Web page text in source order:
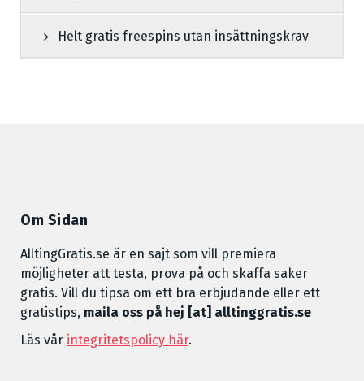
Helt gratis freespins utan insättningskrav
Om Sidan
AlltingGratis.se är en sajt som vill premiera
möjligheter att testa, prova på och skaffa saker
gratis. Vill du tipsa om ett bra erbjudande eller ett
gratistips, maila oss på hej [at] alltinggratis.se
Läs vår integritetspolicy här.